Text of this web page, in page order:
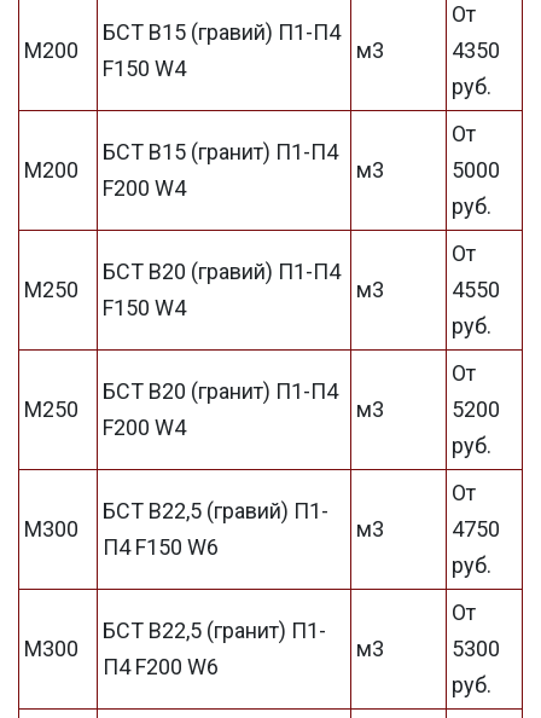
М200
БСТ В15 (гравий) П1-П4
F150 W4
м3
От
4350
руб.
М200
БСТ В15 (гранит) П1-П4
F200 W4
м3
От
5000
руб.
М250
БСТ В20 (гравий) П1-П4
F150 W4
м3
От
4550
руб.
М250
БСТ В20 (гранит) П1-П4
F200 W4
м3
От
5200
руб.
М300
БСТ В22,5 (гравий) П1-
П4 F150 W6
м3
От
4750
руб.
М300
БСТ В22,5 (гранит) П1-
П4 F200 W6
м3
От
5300
руб.